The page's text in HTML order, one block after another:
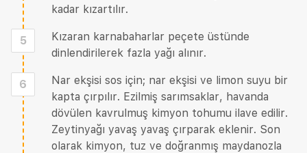
kadar kızartılır.
5
Kızaran karnabaharlar peçete üstünde
dinlendirilerek fazla yağı alınır.
6
Nar ekşisi sos için; nar ekşisi ve limon suyu bir
kapta çırpılır. Ezilmiş sarımsaklar, havanda
dövülen kavrulmuş kimyon tohumu ilave edilir.
Zeytinyağı yavaş yavaş çırparak eklenir. Son
olarak kimyon, tuz ve doğranmış maydanozla